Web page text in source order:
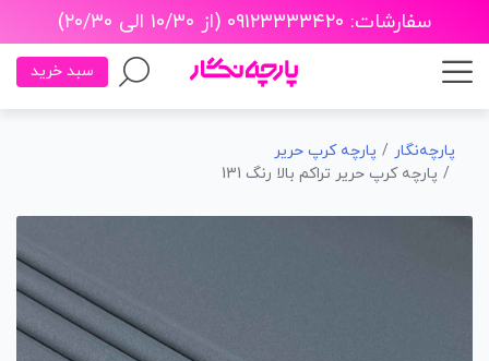
سفارشات: ۰۹۱۲۳۳۳۳۴۲۰ (از ۱۰/۳۰ الی ۲۰/۳۰)
سبد خرید
پارچه‌نگار
پارچه کرپ حریر
پارچه کرپ حریر تراکم بالا رنگ 131